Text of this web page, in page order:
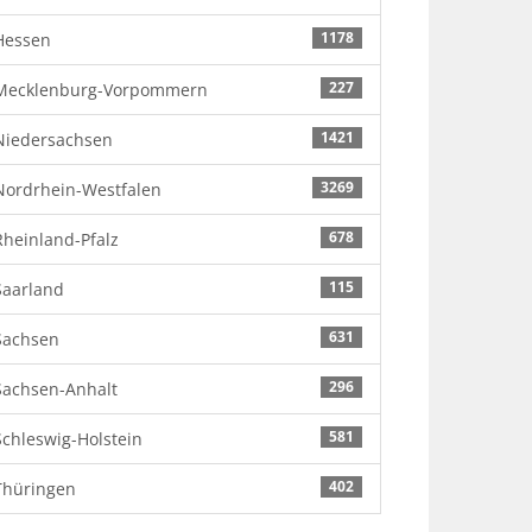
1178
227
Vorpommern
1421
3269
Westfalen
678
Pfalz
115
631
296
Anhalt
581
Holstein
402